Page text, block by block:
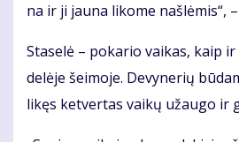
na ir ji jau­na li­ko­me naš­lė­mis“,
Sta­se­lė – po­ka­rio vai­kas, kaip
de­lė­je šei­mo­je. De­vy­ne­rių
li­kęs ket­ver­tas vai­kų už­au­go ir